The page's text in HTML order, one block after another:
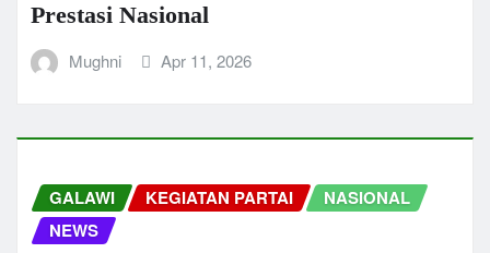
Prestasi Nasional
Mughni Apr 11, 2026
GALAWI KEGIATAN PARTAI
NASIONAL
NEWS